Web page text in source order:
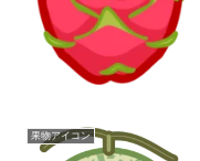
果物アイコン